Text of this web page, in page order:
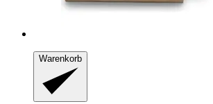
Warenkorb